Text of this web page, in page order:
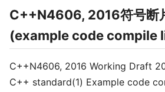
C++N4606, 2016符号断
(example code compile
C++N4606, 2016 Working Draft
C++ standard(1) Example code